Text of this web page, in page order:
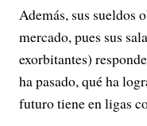
Además, sus sueldos
mercado, pues sus
exorbitantes)
ha pasado, qué ha
futuro tiene en ligas